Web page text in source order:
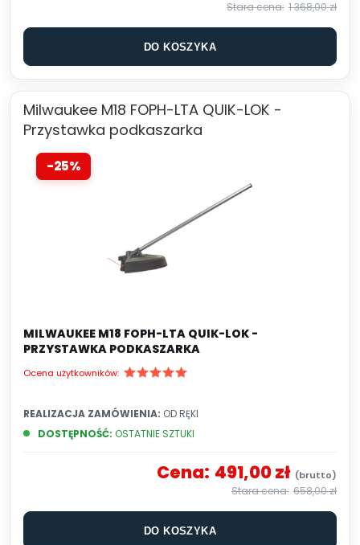
1 368,00 zł
DO KOSZYKA
Milwaukee M18 FOPH-LTA QUIK-LOK -
Przystawka podkaszarka
-25%
MILWAUKEE M18 FOPH-LTA QUIK-LOK -
PRZYSTAWKA PODKASZARKA
Ocena użytkowników:
DOSTĘPNOŚĆ: OSTATNIE SZTUKI
REALIZACJA ZAMÓWIENIA: OD RĘKI
Cena: 491,00 zł
658,00 zł
DO KOSZYKA